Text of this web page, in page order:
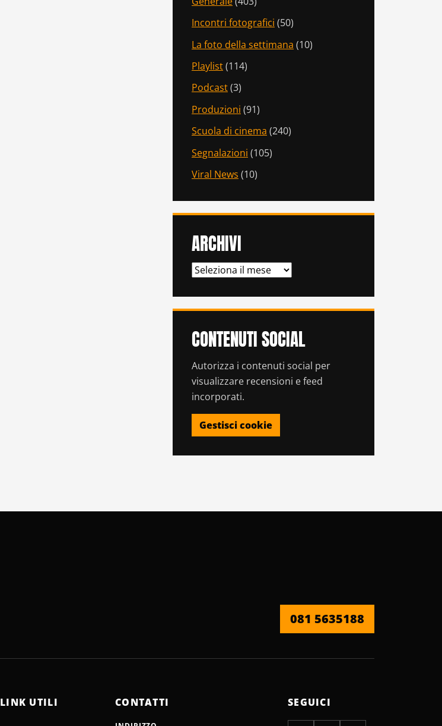
Incontri fotografici (50)
La foto della settimana (10)
Playlist(114)
Podcast(3)
Produzioni (91)
Scuola di cinema (240)
Segnalazioni (105)
Viral News (10)
ARCHIVI
ARCHIVI
CONTENUTI SOCIAL
Autorizza i contenuti social per
visualizzare recensioni e feed
incorporati.
Gestisci cookie
081 5635188
LINK UTILI CONTATTI SEGUICI